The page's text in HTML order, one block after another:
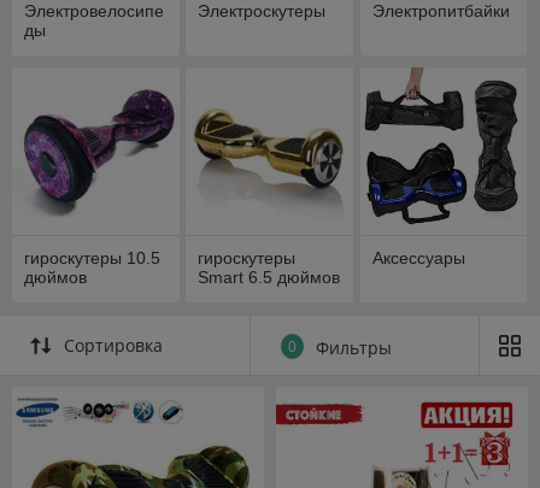
Электровелосипе
ды
Электроскутеры Электропитбайки
гироскутеры 10.5
дюймов
гироскутеры
Smart 6.5 дюймов
Аксессуары
Сортировка 0 Фильтры